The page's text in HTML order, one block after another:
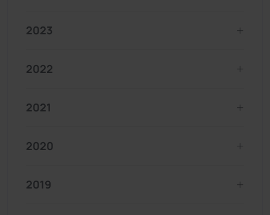
2023
2022
2021
2020
2019